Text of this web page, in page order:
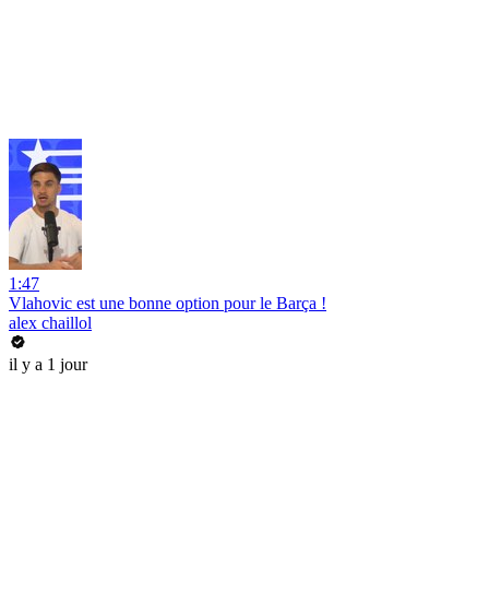
1:47
Vlahovic est une bonne option pour le Barça !
alex chaillol
il y a 1 jour